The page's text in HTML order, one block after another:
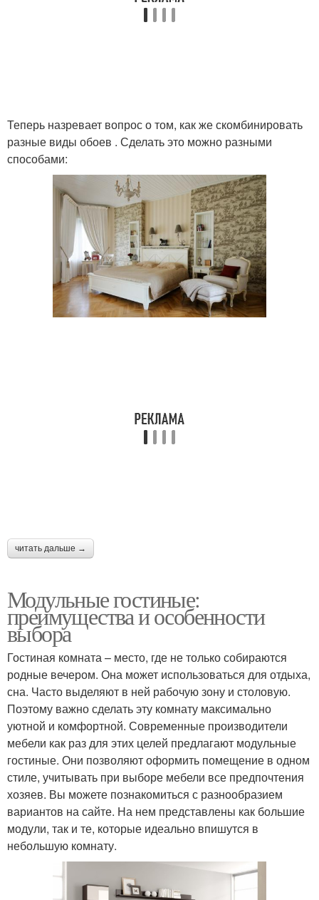
Теперь назревает вопрос о том, как же скомбинировать
разные виды обоев . Сделать это можно разными
способами:
читать дальше →
Модульные гостиные:
преимущества и особенности
выбора
Гостиная комната – место, где не только собираются
родные вечером. Она может использоваться для отдыха,
сна. Часто выделяют в ней рабочую зону и столовую.
Поэтому важно сделать эту комнату максимально
уютной и комфортной. Современные производители
мебели как раз для этих целей предлагают модульные
гостиные. Они позволяют оформить помещение в одном
стиле, учитывать при выборе мебели все предпочтения
хозяев. Вы можете познакомиться с разнообразием
вариантов на сайте. На нем представлены как большие
модули, так и те, которые идеально впишутся в
небольшую комнату.